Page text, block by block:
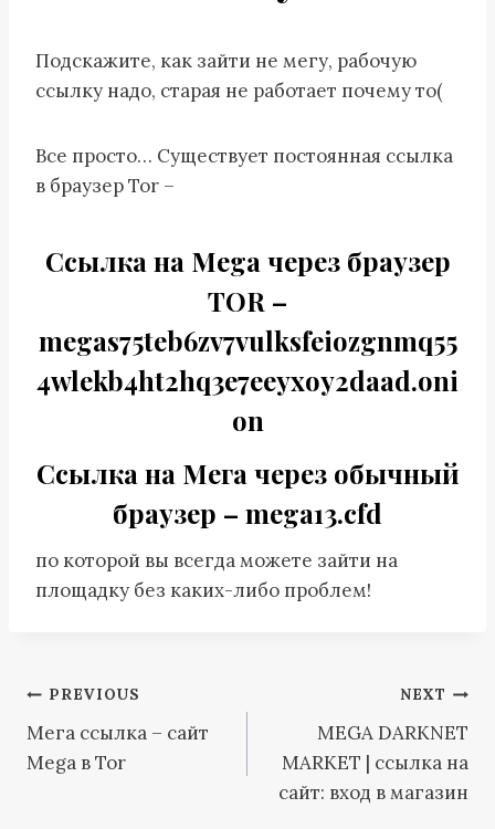
Подскажите, как зайти не мегу, рабочую
ссылку надо, старая не работает почему то(
Все просто… Существует постоянная ссылка
в браузер Tor –
Ссылка на Mega через браузер
TOR –
megas75teb6zv7vulksfeiozgnmq55
4wlekb4ht2hq3e7eeyxoy2daad.oni
on
Ссылка на Мега через обычный
браузер – mega13.cfd
по которой вы всегда можете зайти на
площадку без каких-либо проблем!
Post
navigation
PREVIOUS
Мега ссылка – сайт
Mega в Tor
NEXT
MEGA DARKNET
MARKET | ссылка на
сайт: вход в магазин